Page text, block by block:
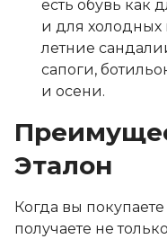
есть обувь как
и для
летние
сапоги,
и осени.
Эталон
Когда вы
получаете не